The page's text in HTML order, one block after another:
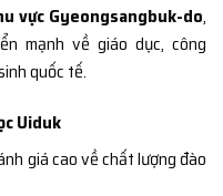
vực Gyeongsangbuk-do,
mạnh về giáo dục, công
quốc tế.
Uiduk
giá cao về chất lượng đào